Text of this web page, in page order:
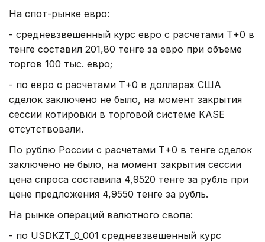
На спот-рынке евро:
- средневзвешенный курс евро с расчетами Т+0 в
тенге составил 201,80 тенге за евро при объеме
торгов 100 тыс. евро;
- по евро с расчетами Т+0 в долларах США
сделок заключено не было, на момент закрытия
сессии котировки в торговой системе KASE
отсутствовали.
По рублю России с расчетами Т+0 в тенге сделок
заключено не было, на момент закрытия сессии
цена спроса составила 4,9520 тенге за рубль при
цене предложения 4,9550 тенге за рубль.
На рынке операций валютного свопа:
- по USDKZT_0_001 средневзвешенный курс